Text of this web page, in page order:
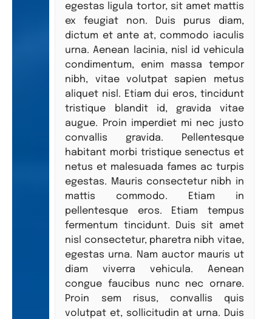
egestas ligula tortor, sit amet mattis
ex feugiat non. Duis purus diam,
dictum et ante at, commodo iaculis
urna. Aenean lacinia, nisl id vehicula
condimentum, enim massa tempor
nibh, vitae volutpat sapien metus
aliquet nisl. Etiam dui eros, tincidunt
tristique blandit id, gravida vitae
augue. Proin imperdiet mi nec justo
convallis gravida. Pellentesque
habitant morbi tristique senectus et
netus et malesuada fames ac turpis
egestas. Mauris consectetur nibh in
mattis commodo. Etiam in
pellentesque eros. Etiam tempus
fermentum tincidunt. Duis sit amet
nisl consectetur, pharetra nibh vitae,
egestas urna. Nam auctor mauris ut
diam viverra vehicula. Aenean
congue faucibus nunc nec ornare.
Proin sem risus, convallis quis
volutpat et, sollicitudin at urna. Duis